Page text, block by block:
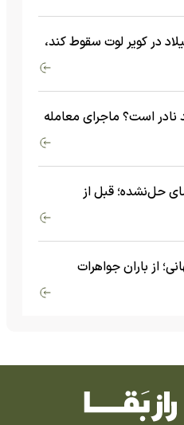
در کویر لوت سقوط کند،
است؟ ماجرای معامله
حل‌نشده؛ قبل از
وجود داشت؟
از باران جواهرات